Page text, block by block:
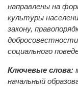
направлены на
культуры
закону,
социального
Ключевые слова:
начальный